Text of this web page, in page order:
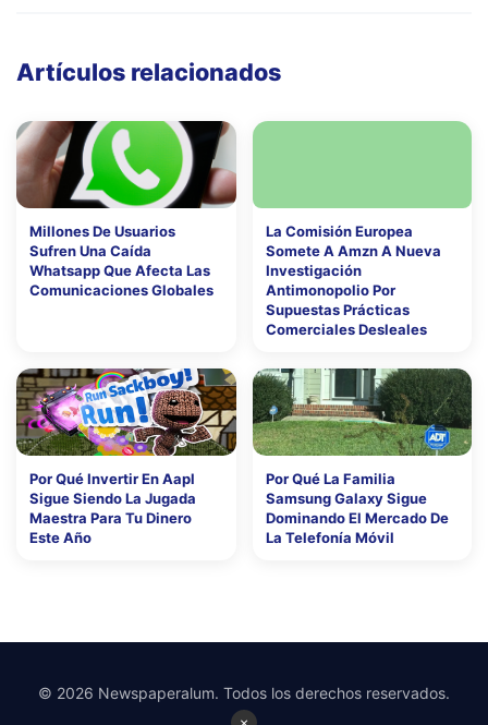
Artículos relacionados
Millones De Usuarios
Sufren Una Caída
Whatsapp Que Afecta Las
Comunicaciones Globales
La Comisión Europea
Somete A Amzn A Nueva
Investigación
Antimonopolio Por
Supuestas Prácticas
Comerciales Desleales
Por Qué Invertir En Aapl
Sigue Siendo La Jugada
Maestra Para Tu Dinero
Este Año
Por Qué La Familia
Samsung Galaxy Sigue
Dominando El Mercado De
La Telefonía Móvil
© 2026 Newspaperalum. Todos los derechos reservados.